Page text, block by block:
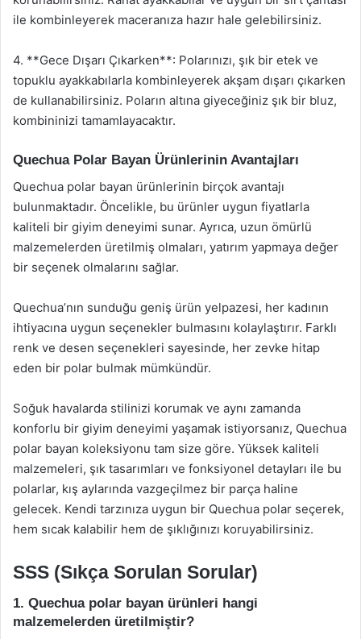
ile kombinleyerek maceranıza hazır hale gelebilirsiniz.
4. **Gece Dışarı Çıkarken**: Polarınızı, şık bir etek ve
topuklu ayakkabılarla kombinleyerek akşam dışarı çıkarken
de kullanabilirsiniz. Poların altına giyeceğiniz şık bir bluz,
kombininizi tamamlayacaktır.
Quechua Polar Bayan Ürünlerinin Avantajları
Quechua polar bayan ürünlerinin birçok avantajı
bulunmaktadır. Öncelikle, bu ürünler uygun fiyatlarla
kaliteli bir giyim deneyimi sunar. Ayrıca, uzun ömürlü
malzemelerden üretilmiş olmaları, yatırım yapmaya değer
bir seçenek olmalarını sağlar.
Quechua’nın sunduğu geniş ürün yelpazesi, her kadının
ihtiyacına uygun seçenekler bulmasını kolaylaştırır. Farklı
renk ve desen seçenekleri sayesinde, her zevke hitap
eden bir polar bulmak mümkündür.
Soğuk havalarda stilinizi korumak ve aynı zamanda
konforlu bir giyim deneyimi yaşamak istiyorsanız, Quechua
polar bayan koleksiyonu tam size göre. Yüksek kaliteli
malzemeleri, şık tasarımları ve fonksiyonel detayları ile bu
polarlar, kış aylarında vazgeçilmez bir parça haline
gelecek. Kendi tarzınıza uygun bir Quechua polar seçerek,
hem sıcak kalabilir hem de şıklığınızı koruyabilirsiniz.
SSS (Sıkça Sorulan Sorular)
1. Quechua polar bayan ürünleri hangi
malzemelerden üretilmiştir?